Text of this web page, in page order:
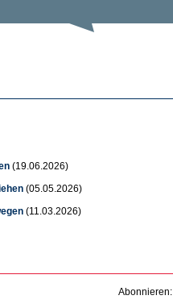
(19.06.2026)
(05.05.2026)
(11.03.2026)
Abonnieren: